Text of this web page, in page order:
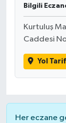
Bilgili
Kurtuluş
Caddesi
Yol
Her eczane